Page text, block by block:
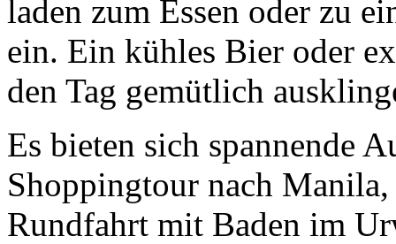
laden zum Essen oder zu
ein. Ein kühles Bier oder
den Tag gemütlich
Es bieten sich spannende
Shoppingtour nach
Rundfahrt mit Baden im